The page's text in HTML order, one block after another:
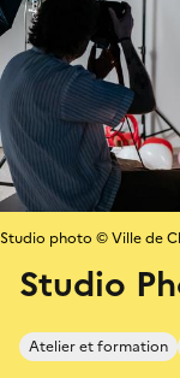
Studio
Atelier et formation
Studio photo © Ville de